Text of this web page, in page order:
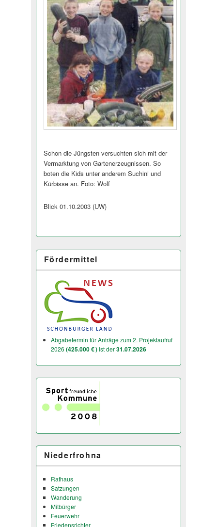
Schon die Jüngsten versuchten sich mit der
Vermarktung von Gartenerzeugnissen. So
boten die Kids unter anderem Suchini und
Kürbisse an. Foto: Wolf
Blick 01.10.2003 (UW)
Fördermittel
Abgabetermin für Anträge zum 2. Projektaufruf
2026 (425.000 € )ist der31.07.2026
Niederfrohna
Rathaus
Satzungen
Wanderung
Mitbürger
Feuerwehr
Friedensrichter